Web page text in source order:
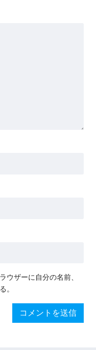
ウザーに自分の名前、
。